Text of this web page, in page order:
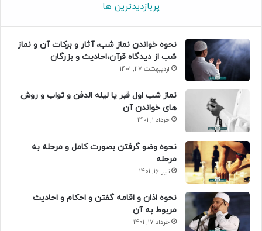
پربازدیدترین ها
نحوه خواندن نماز شب، آثار و برکات آن و نماز
شب از دیدگاه قرآن،احادیث و بزرگان
اردیبهشت 27, 1401
نماز شب اول قبر یا لیله الدفن و ثواب و روش
های خواندن آن
خرداد 1, 1401
نحوه وضو گرفتن بصورت کامل و مرحله به
مرحله
تیر 16, 1401
نحوه اذان و اقامه گفتن و احکام و احادیث
مربوط به آن
خرداد 17, 1401